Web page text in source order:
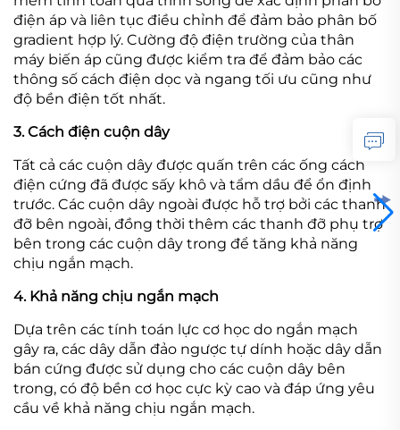
điện áp và liên tục điều chỉnh để đảm bảo phân bố
gradient hợp lý. Cường độ điện trường của thân
máy biến áp cũng được kiểm tra để đảm bảo các
thông số cách điện dọc và ngang tối ưu cũng như
độ bền điện tốt nhất.
3. Cách điện cuộn dây
Tất cả các cuộn dây được quấn trên các ống cách
điện cứng đã được sấy khô và tẩm dầu để ổn định
trước. Các cuộn dây ngoài được hỗ trợ bởi các thanh
đỡ bên ngoài, đồng thời thêm các thanh đỡ phụ trợ
bên trong các cuộn dây trong để tăng khả năng
chịu ngắn mạch.
4. Khả năng chịu ngắn mạch
Dựa trên các tính toán lực cơ học do ngắn mạch
gây ra, các dây dẫn đảo ngược tự dính hoặc dây dẫn
bán cứng được sử dụng cho các cuộn dây bên
trong, có độ bền cơ học cực kỳ cao và đáp ứng yêu
cầu về khả năng chịu ngắn mạch.